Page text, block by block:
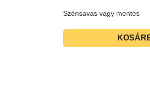
Szénsavas vagy mentes